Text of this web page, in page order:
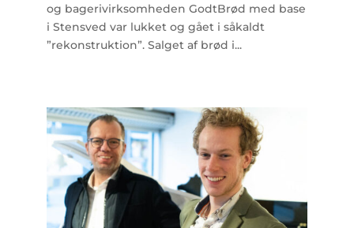
og bagerivirksomheden GodtBrød med base
i Stensved var lukket og gået i såkaldt
”rekonstruktion”. Salget af brød i...